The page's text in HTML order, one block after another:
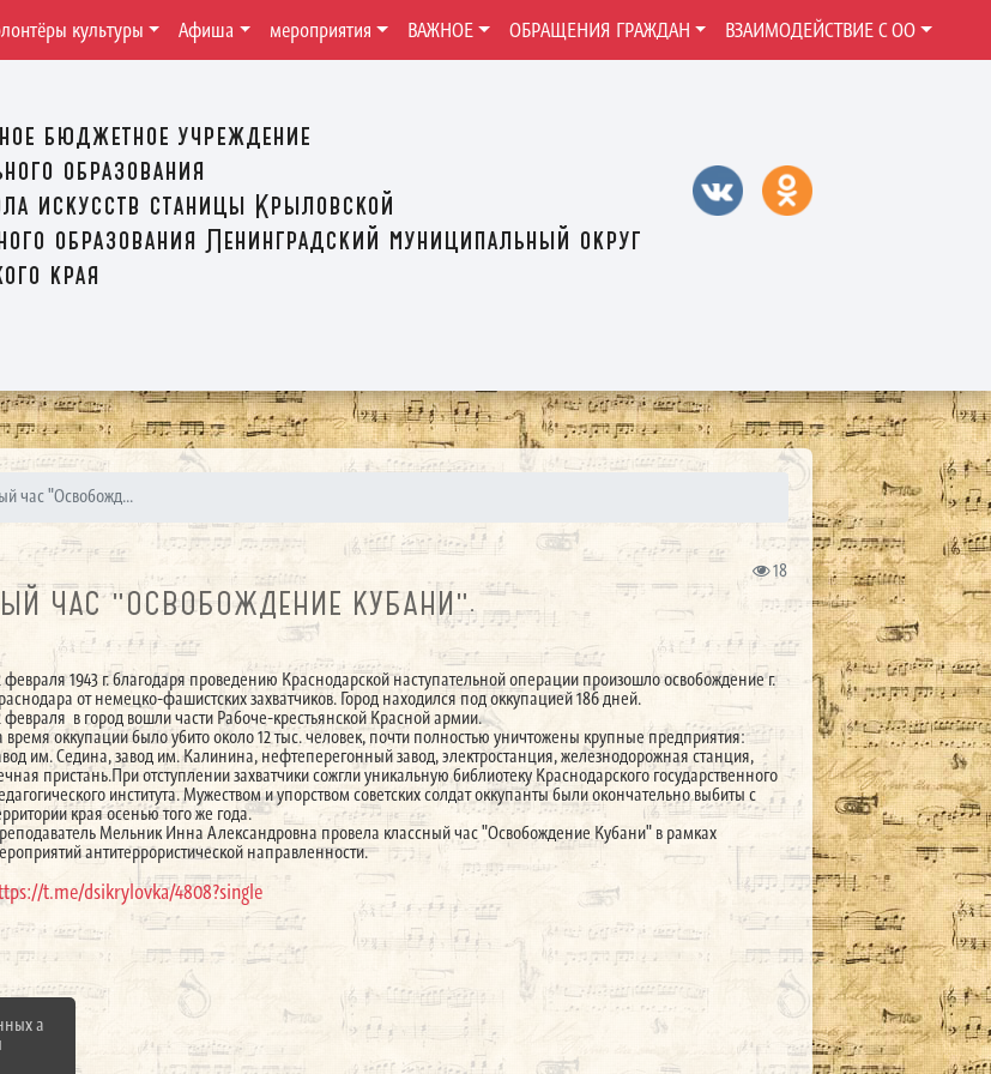
бюджетное учреждение
образования
искусств станицы Крыловской
образования Ленинградский муниципальный округ
края
культуры Афиша мероприятия ВАЖНОЕ ОБРАЩЕНИЯ ГРАЖДАН ВЗАИМОДЕЙСТВИЕ С ОО
час "Освобожд...
18
ЧАС "ОСВОБОЖДЕНИЕ КУБАНИ".
февраля 1943 г. благодаря проведению Краснодарской наступательной операции произошло освобождение г.
от немецко-фашистских захватчиков. Город находился под оккупацией 186 дней.
февраля в город вошли части Рабоче-крестьянской Красной армии.
время оккупации было убито около 12 тыс. человек, почти полностью уничтожены крупные предприятия:
им. Седина, завод им. Калинина, нефтеперегонный завод, электростанция, железнодорожная станция,
пристань.При отступлении захватчики сожгли уникальную библиотеку Краснодарского государственного
института. Мужеством и упорством советских солдат оккупанты были окончательно выбиты с
края осенью того же года.
Мельник Инна Александровна провела классный час "Освобождение Кубани" в рамках
антитеррористической направленности.
t.me/dsikrylovka/4808?single
а